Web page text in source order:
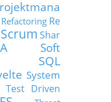
Refactoring Re
Scrum Shar
Soft
SQL
System
Test Driven